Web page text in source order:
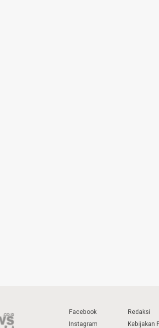
Facebook
Instagram
Redaksi
Kebijakan